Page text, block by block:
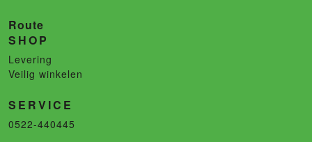
Route
SHOP
Levering
Veilig winkelen
SERVICE
0522-440445